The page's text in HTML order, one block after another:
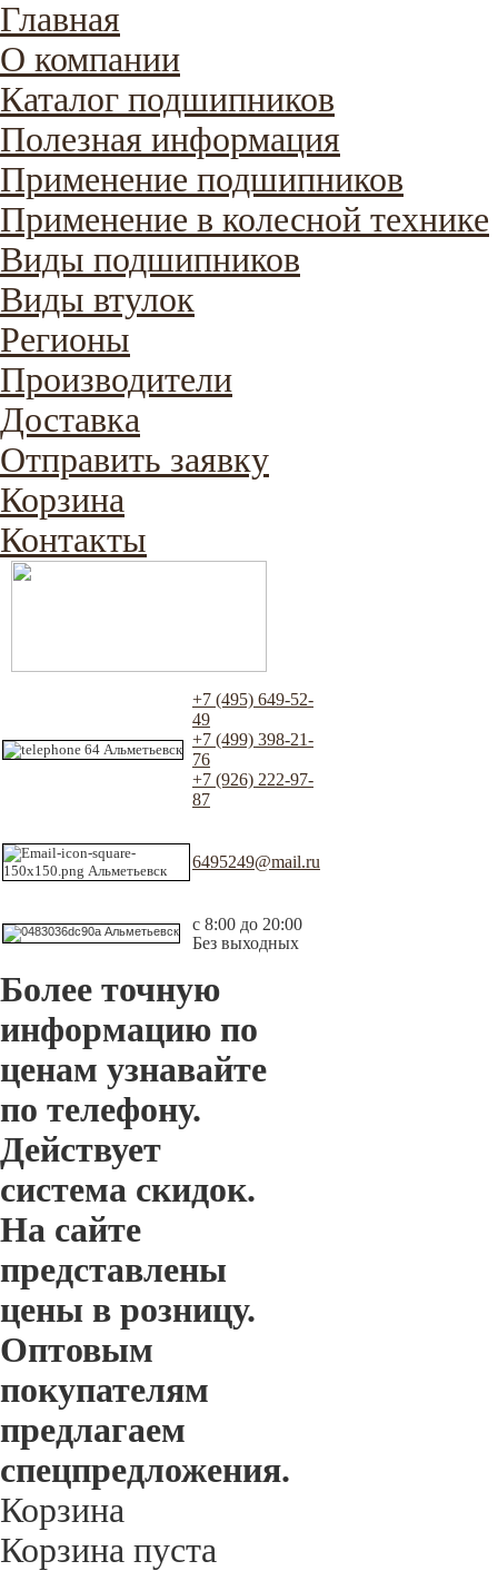
Главная
О компании
Каталог подшипников
Полезная информация
Применение подшипников
Применение в колесной технике
Виды подшипников
Виды втулок
Регионы
Производители
Доставка
Отправить заявку
Корзина
Контакты
+7 (495) 649-52-
49
+7 (499) 398-21-
76
+7 (926) 222-97-
87
6495249@mail.ru
с 8:00 до 20:00
Без выходных
Более точную
информацию по
ценам узнавайте
по телефону.
Действует
система скидок.
На сайте
представлены
цены в розницу.
Оптовым
покупателям
предлагаем
спецпредложения.
Корзина
Корзина пуста